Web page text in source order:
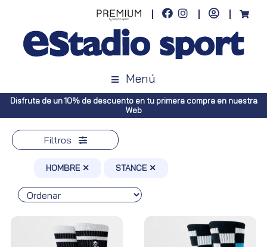
Menú
Envíos gratuitos a toda España (Canarias, pedidos superiores a
Península, pedidos superiores a 100€)
Filtros
HOMBRE ✕ STANCE ✕